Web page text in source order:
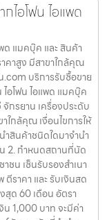
ไอโฟน ไอแพด
ด แมคบุ๊ค และ สินค้า
าคาสูง มีสาขาใกล้คุณ
.com บริการรับซื้อขาย
อโฟน ไอแพด แมคบุ๊ค
กรยาน เครื่องประดับ
าใกล้คุณ เงื่อนไขการให้
ำสินค้าชนิดใดมาจำนำ
น 2. กำหนดสถานที่นัด
ชน เซ็นรับรองสำเนา
ราคา และ รับเงินสด
สุด 60 เดือน อัตรา
1,000 บาท จะมีค่า